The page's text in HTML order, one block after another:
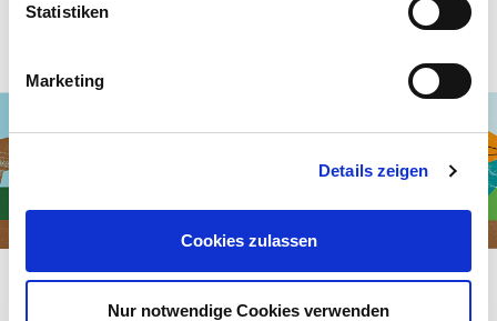
Statistiken
Marketing
Details zeigen
Cookies zulassen
Nur notwendige Cookies verwenden
Unsere Marken